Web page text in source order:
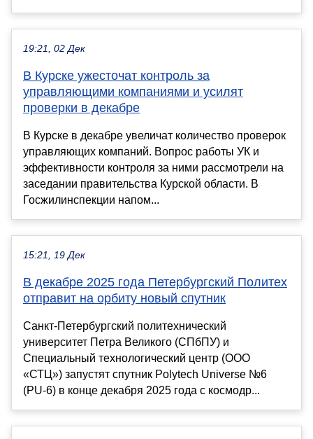
19:21, 02 Дек
В Курске ужесточат контроль за
управляющими компаниями и усилят
проверки в декабре
В Курске в декабре увеличат количество проверок
управляющих компаний. Вопрос работы УК и
эффективности контроля за ними рассмотрели на
заседании правительства Курской области. В
Госжилинспекции напом...
15:21, 19 Дек
В декабре 2025 года Петербургский Политех
отправит на орбиту новый спутник
Санкт-Петербургский политехнический
университет Петра Великого (СПбПУ) и
Специальный технологический центр (ООО
«СТЦ») запустят спутник Polytech Universe №6
(PU-6) в конце декабря 2025 года с космодр...